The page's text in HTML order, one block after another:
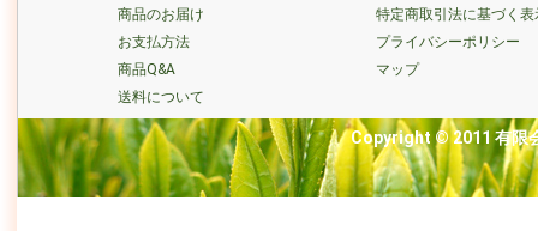
商品のお届け
お支払方法
商品Q&A
送料について
特定商取引法に基づく表
プライバシーポリシー
マップ
Copyright © 2011 有限